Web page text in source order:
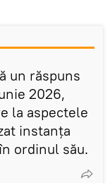
un răspuns
2026,
la aspectele
instanța
ordinul său.